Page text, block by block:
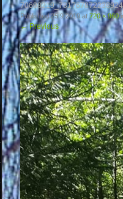
Published25.9.2019at720 × 960
←Previous